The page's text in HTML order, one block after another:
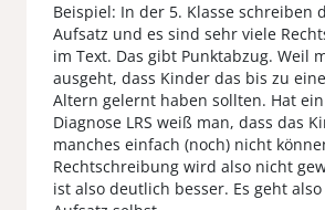
Beispiel: In der 5. Klasse schreiben
Aufsatz und es sind sehr viele
im Text. Das gibt Punktabzug. Weil
ausgeht, dass Kinder das bis zu
Altern gelernt haben sollten. Hat
Diagnose LRS weiß man, dass das
manches einfach (noch) nicht
Rechtschreibung wird also nicht
ist also deutlich besser. Es geht